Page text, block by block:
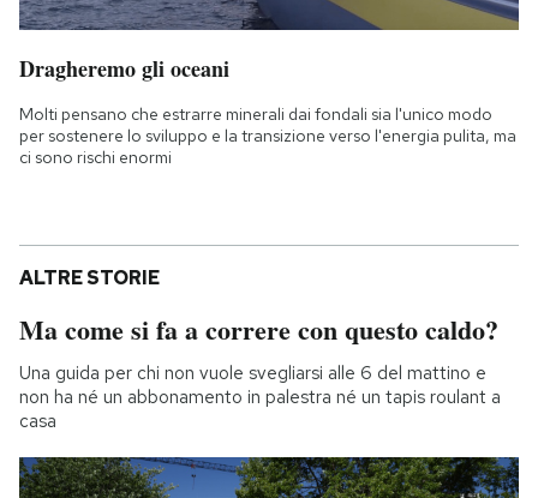
Dragheremo gli oceani
Molti pensano che estrarre minerali dai fondali sia l'unico modo
per sostenere lo sviluppo e la transizione verso l'energia pulita, ma
ci sono rischi enormi
ALTRE STORIE
Ma come si fa a correre con questo caldo?
Una guida per chi non vuole svegliarsi alle 6 del mattino e
non ha né un abbonamento in palestra né un tapis roulant a
casa